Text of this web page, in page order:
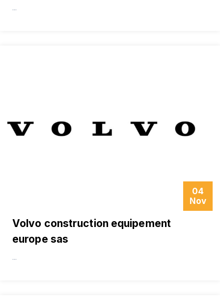
...
04
Nov
Volvo construction equipement
europe sas
...